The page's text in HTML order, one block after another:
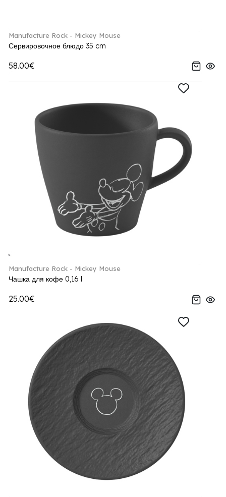
Manufacture Rock - Mickey Mouse
Сервировочное блюдо 35 cm
58.00€
Manufacture Rock - Mickey Mouse
Чашка для кофе 0,16 l
25.00€